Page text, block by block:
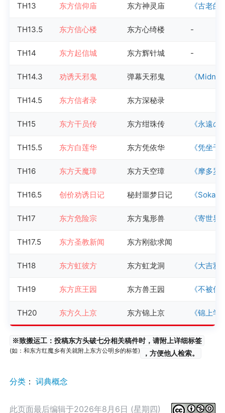
TH13 东方信仰庙 东方神灵庙 《古老
TH13.5 东方信心楼 东方心绮楼 -
TH14 东方起信城 东方辉针城 -
TH14.3 劝诱天邪鬼 弹幕天邪鬼 《
TH14.5 东方信者录 东方深秘录
TH15 东方干员传 东方绀珠传 《永遠の
TH15.5 东方白莲华 东方凭依华 《凭坐
TH16 东方天魔璋 东方天空璋 《摩多
TH16.5 创价劝诱日记 秘封噩梦日记 《
TH17 东方危险宗 东方鬼形兽 《寄世
TH17.5 东方圣教新闻 东方刚欲求闻
TH18 东方虹彼方 东方虹龙洞 《大吉雅
TH19 东方庶王园 东方兽王园 《不被
TH20 东方久上京 东方锦上京 《锦上学
※致搬运工：投稿东方头破七分相关稿件时，请附上详细标签
(如：和东方红魔乡有关就附上东方公明乡的标签) ，方便他人检索。
分类 ：​ 词典概念
此页面最后编辑于2026年8月6日 (星期四)